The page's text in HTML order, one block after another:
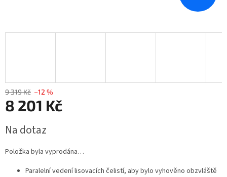
9 319 Kč –12 %
8 201 Kč
cena:
Na dotaz
Položka byla vyprodána…
Paralelní vedení lisovacích čelistí, aby bylo vyhověno obzvláště